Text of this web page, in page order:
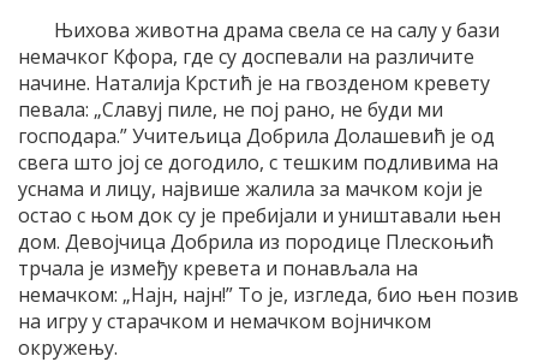
Њихова животна драма свела се на салу у бази
немачког Кфора, где су доспевали на различите
начине. Наталија Крстић је на гвозденом кревету
певала: „Славуј пиле, не пој рано, не буди ми
господара.” Учитељица Добрила Долашевић је од
свега што јој се догодило, с тешким подливима на
уснама и лицу, највише жалила за мачком који је
остао с њом док су је пребијали и уништавали њен
дом. Девојчица Добрила из породице Плескоњић
трчала је између кревета и понављала на
немачком: „Најн, најн!” То је, изгледа, био њен позив
на игру у старачком и немачком војничком
окружењу.